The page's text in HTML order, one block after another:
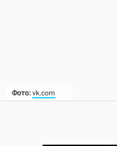
Фото: vk.com